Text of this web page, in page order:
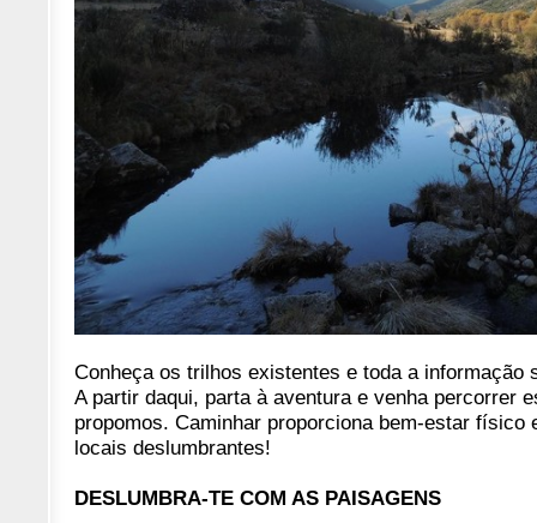
Conheça os trilhos existentes e toda a informação
A partir daqui, parta à aventura e venha percorrer
propomos. Caminhar proporciona bem-estar físico
locais deslumbrantes!
DESLUMBRA-TE COM AS PAISAGENS